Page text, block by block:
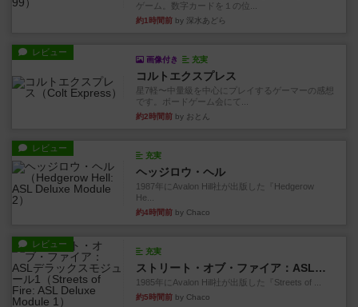
ゲーム。数字カードを１の位...
約1時間前 by 深水あどら
レビュー
画像付き 充実
コルトエクスプレス
星7軽〜中量級を中心にプレイするゲーマーの感想
です。ボードゲーム会にて...
約2時間前 by おとん
レビュー
充実
ヘッジロウ・ヘル
1987年にAvalon Hill社が出版した『Hedgerow
He...
約4時間前 by Chaco
レビュー
充実
ストリート・オブ・ファイア：ASLデラックスモジュール1
1985年にAvalon Hill社が出版した『Streets of ...
約5時間前 by Chaco